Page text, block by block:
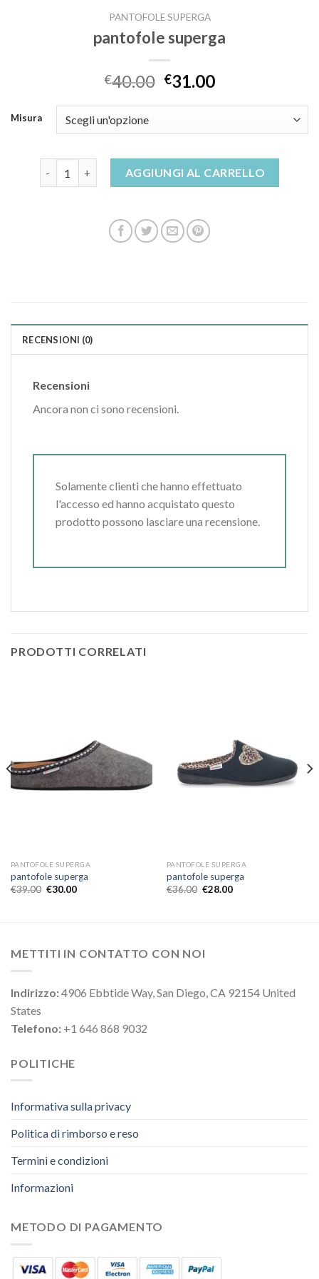
PANTOFOLE SUPERGA
pantofole superga
€40.00 €31.00
Misura
AGGIUNGI AL CARRELLO
RECENSIONI (0)
Recensioni
Ancora non ci sono recensioni.
Solamente clienti che hanno effettuato
l'accesso ed hanno acquistato questo
prodotto possono lasciare una recensione.
PRODOTTI CORRELATI
PANTOFOLE SUPERGA
pantofole superga
€39.00 €30.00
PANTOFOLE SUPERGA
pantofole superga
€36.00 €28.00
METTITI IN CONTATTO CON NOI
Indirizzo:4906 Ebbtide Way, San Diego, CA 92154 United
States
Telefono: +1 646 868 9032
POLITICHE
Informativa sulla privacy
Politica di rimborso e reso
Termini e condizioni
Informazioni
METODO DI PAGAMENTO